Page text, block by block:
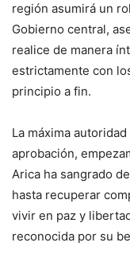
región asumirá un
Gobierno central,
realice de manera
estrictamente con
principio a fin.
La máxima
aprobación,
Arica ha sangrado
hasta recuperar
vivir en paz y
reconocida por su